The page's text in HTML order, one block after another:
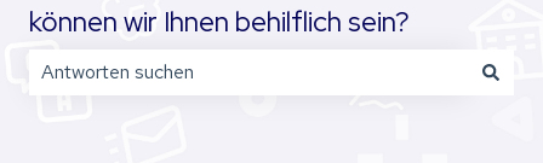
können wir Ihnen behilflich sein?